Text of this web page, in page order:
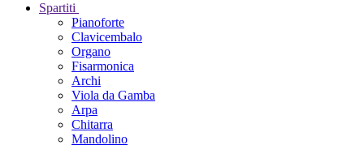
Spartiti
Pianoforte
Clavicembalo
Organo
Fisarmonica
Archi
Viola da Gamba
Arpa
Chitarra
Mandolino